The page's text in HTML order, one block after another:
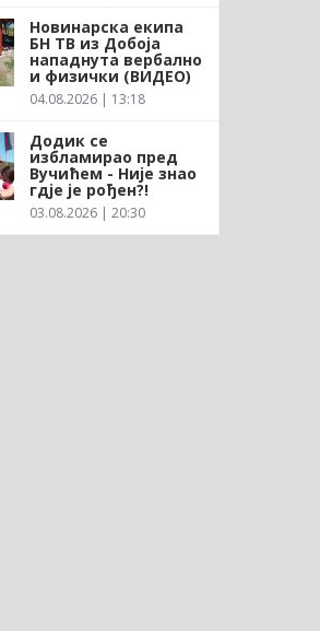
Новинарска екипа
БН ТВ из Добоја
нападнута вербално
и физички (ВИДЕО)
04.08.2026 | 13:18
Додик се
избламирао пред
Вучићем - Није знао
гдје је рођен?!
03.08.2026 | 20:30